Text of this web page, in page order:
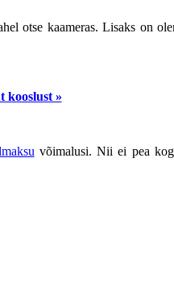
otse kaameras. Lisaks on
kooslust »
võimalusi. Nii ei pea